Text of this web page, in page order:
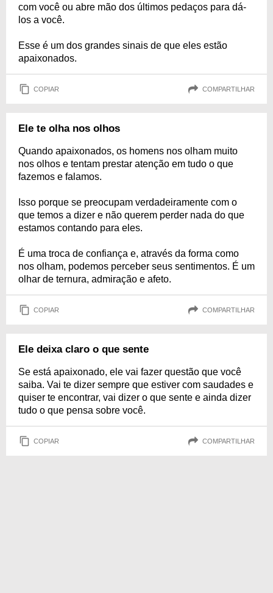
com você ou abre mão dos últimos pedaços para dá-
los a você.
Esse é um dos grandes sinais de que eles estão
apaixonados.
COPIAR COMPARTILHAR
Ele te olha nos olhos
Quando apaixonados, os homens nos olham muito
nos olhos e tentam prestar atenção em tudo o que
fazemos e falamos.
Isso porque se preocupam verdadeiramente com o
que temos a dizer e não querem perder nada do que
estamos contando para eles.
É uma troca de confiança e, através da forma como
nos olham, podemos perceber seus sentimentos. É um
olhar de ternura, admiração e afeto.
COPIAR COMPARTILHAR
Ele deixa claro o que sente
Se está apaixonado, ele vai fazer questão que você
saiba. Vai te dizer sempre que estiver com saudades e
quiser te encontrar, vai dizer o que sente e ainda dizer
tudo o que pensa sobre você.
COPIAR COMPARTILHAR